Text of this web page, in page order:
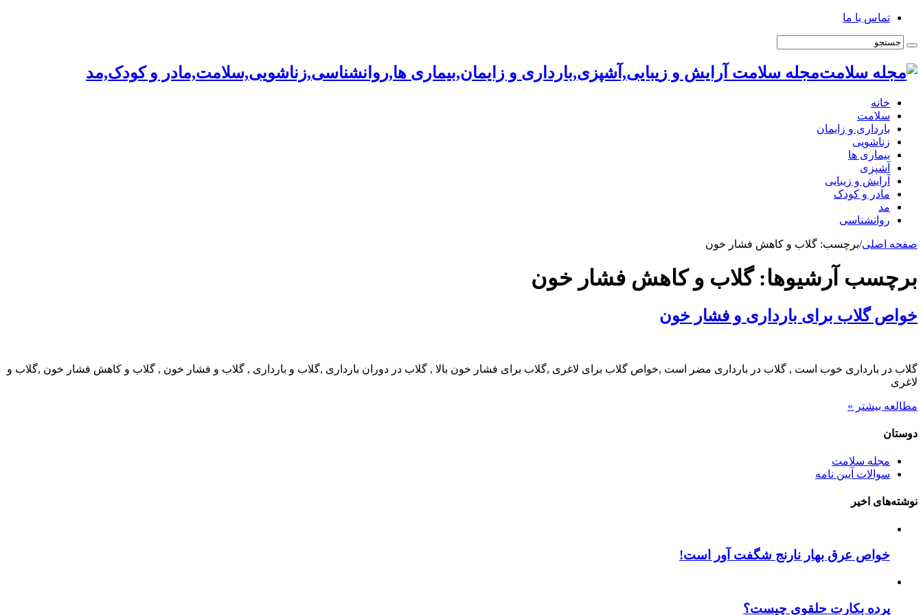
تماس با ما
مجله سلامت آرایش و زیبایی,آشپزی,بارداری و زایمان,بیماری ها,روانشناسی,زناشویی,سلامت,مادر و کودک,مد
خانه
سلامت
بارداری و زایمان
زناشویی
بیماری ها
آشپزی
آرایش و زیبایی
مادر و کودک
مد
روانشناسی
صفحه اصلی/برچسب: گلاب و کاهش فشار خون
برچسب آرشیوها:گلاب و کاهش فشار خون
خواص گلاب برای بارداری و فشار خون
گلاب در بارداری خوب است , گلاب در بارداری مضر است ,خواص گلاب برای لاغری ,گلاب برای فشار خون بالا , گلاب در دوران بارداری ,گلاب و بارداری , گلاب و فشار خون , گلاب و کاهش فشار خون ,گلاب و
لاغری
مطالعه بیشتر »
دوستان
مجله سلامت
سوالات آیین نامه
نوشته‌های اخیر
خواص عرق بهار نارنج شگفت آور است!
پرده بکارت حلقوی چیست؟